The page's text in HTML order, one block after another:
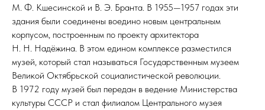
М. Ф. Кшесинской и В. Э. Бранта. В 1955—1957 годах эти
здания были соединены воедино новым центральным
корпусом, построенным по проекту архитектора
Н. Н. Надёжина. В этом едином комплексе разместился
музей, который стал называться Государственным музеем
Великой Октябрьской социалистической революции.
В 1972 году музей был передан в ведение Министерства
культуры СССР и стал филиалом Центрального музея